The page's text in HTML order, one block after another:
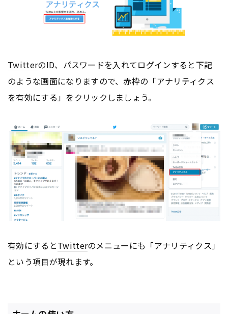
TwitterのID、パスワードを入れてログインすると下記
のような画面になりますので、赤枠の「アナリティクス
を有効にする」をクリックしましょう。
有効にするとTwitterのメニューにも「アナリティクス」
という項目が現れます。